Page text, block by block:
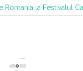
la Festivalul